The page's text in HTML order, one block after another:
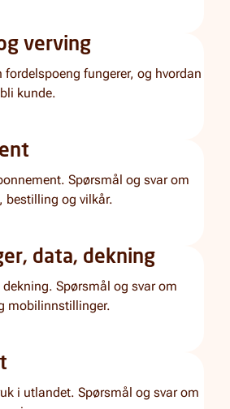
verving
fungerer, og hvordan
kunde.
Spørsmål og svar om
bestilling og vilkår.
data, dekning
Spørsmål og svar om
mobilinnstillinger.
dekning
i utlandet. Spørsmål og svar om